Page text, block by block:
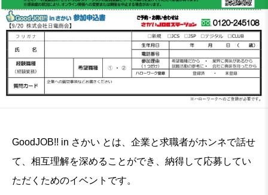
GoodJOB!! in さかい とは、企業と求職者がホンネで話せ
て、相互理解を深めることができ、納得して応募してい
ただくためのイベントです。